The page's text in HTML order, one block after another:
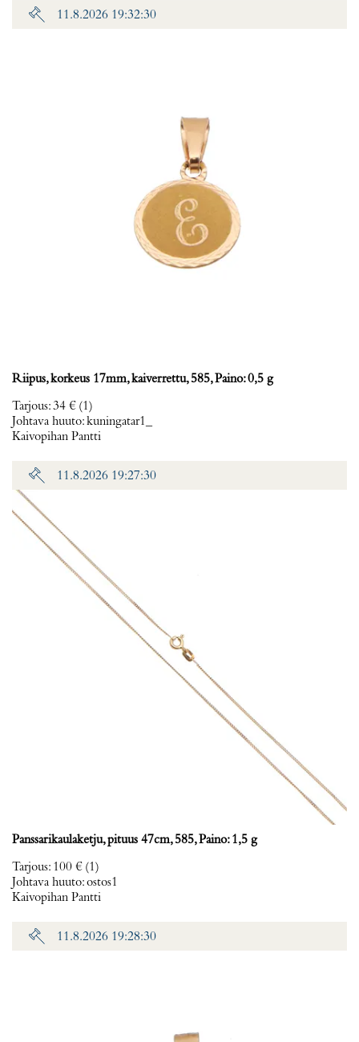
11.8.2026 19:32:30
Riipus, korkeus 17mm, kaiverrettu, 585, Paino: 0,5 g
Tarjous:34 € (1)
Johtava huuto:kuningatar1_
Kaivopihan Pantti
11.8.2026 19:27:30
Panssarikaulaketju, pituus 47cm, 585, Paino: 1,5 g
Tarjous: 100 € (1)
Johtava huuto:ostos1
Kaivopihan Pantti
11.8.2026 19:28:30